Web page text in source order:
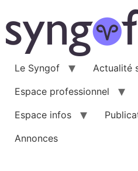
au
contenu
Le Syngof
Actualité
Espace professionnel
Espace infos
Annonces